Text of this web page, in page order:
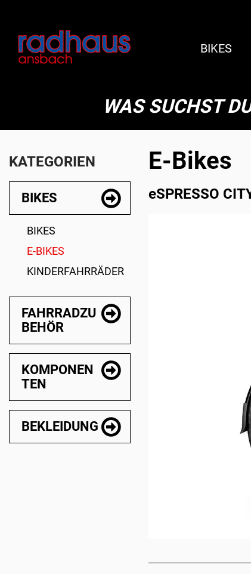
BIKES
WAS SUCHST
KATEGORIEN
BIKES
BIKES
E-BIKES
KINDERFAHRRÄDER
FAHRRADZU
BEHÖR
KOMPONEN
TEN
BEKLEIDUNG
E-Bikes
eSPRESSO